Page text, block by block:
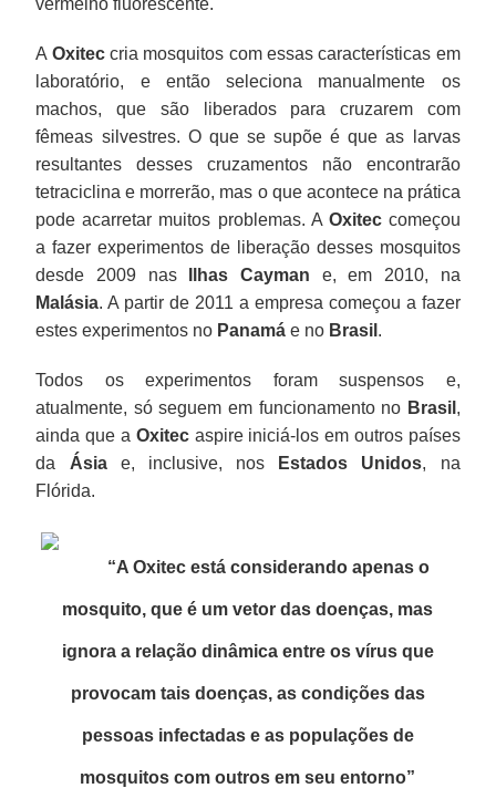
A Oxiteccria mosquitos com essas características em
laboratório, e então seleciona manualmente os
machos, que são liberados para cruzarem com
fêmeas silvestres. O que se supõe é que as larvas
resultantes desses cruzamentos não encontrarão
tetraciclina e morrerão, mas o que acontece na prática
pode acarretar muitos problemas. A Oxiteccomeçou
a fazer experimentos de liberação desses mosquitos
desde 2009 nas
Ilhas Cayman e, em 2010, na
Malásia. A partir de 2011 a empresa começou a fazer
estes experimentos no Panamá e no Brasil .
Todos os experimentos foram suspensos e,
atualmente, só seguem em funcionamento no Brasil ,
ainda que a Oxitecaspire iniciá-los em outros países
da Ásiae, inclusive, nos Estados Unidos, na
Flórida.
“A Oxitec está considerando apenas o
mosquito, que é um vetor das doenças, mas
ignora a relação dinâmica entre os vírus que
provocam tais doenças, as condições das
pessoas infectadas e as populações de
mosquitos com outros em seu entorno”